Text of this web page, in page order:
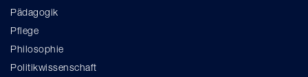
Pädagogik
Pflege
Philosophie
Politikwissenschaft